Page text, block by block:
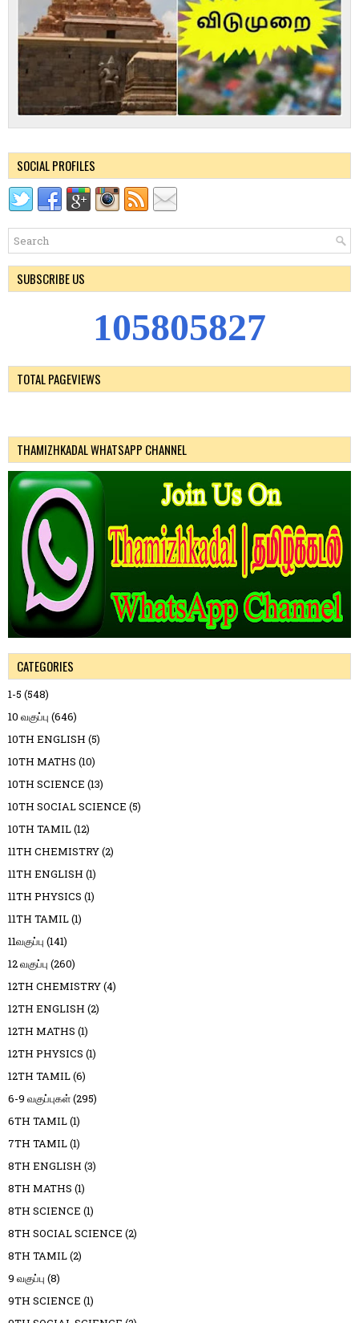
SOCIAL PROFILES
SUBSCRIBE US
105805827
TOTAL PAGEVIEWS
THAMIZHKADAL WHATSAPP CHANNEL
CATEGORIES
1-5 (548)
10 வகுப்பு (646)
10TH ENGLISH (5)
10TH MATHS (10)
10TH SCIENCE (13)
10TH SOCIAL SCIENCE (5)
10TH TAMIL(12)
11TH CHEMISTRY(2)
11TH ENGLISH (1)
11TH PHYSICS (1)
11TH TAMIL(1)
11வகுப்பு (141)
12 வகுப்பு (260)
12TH CHEMISTRY(4)
12TH ENGLISH (2)
12TH MATHS (1)
12TH PHYSICS (1)
12TH TAMIL(6)
6-9 வகுப்புகள்(295)
6TH TAMIL(1)
7TH TAMIL(1)
8TH ENGLISH (3)
8TH MATHS (1)
8TH SCIENCE (1)
8TH SOCIAL SCIENCE (2)
8TH TAMIL(2)
9 வகுப்பு (8)
9TH SCIENCE (1)